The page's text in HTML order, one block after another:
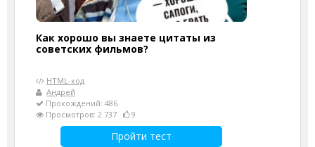
Как хорошо вы знаете цитаты из
советских фильмов?
HTML-код
Андрей
Прохождений: 486
Просмотров: 2 737
9
Пройти тест